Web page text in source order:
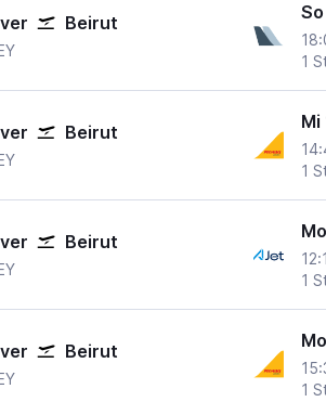
Beirut
1
Beirut Mi
1
Beirut
1
Beirut
1